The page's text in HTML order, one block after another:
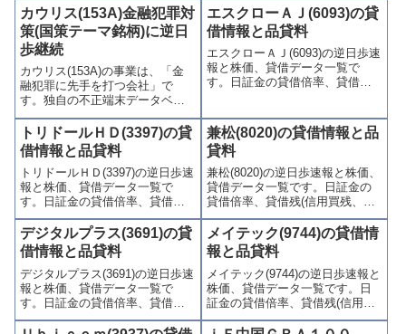
カウリス(153A)金融犯罪対
策(国策テーマ銘柄)に逆日
歩継続
カウリス(153A)の事業は、「金
融犯罪に先手を打つ会社」で
す。独自の不正端末データベー
スを持つ、 SaaS型で高収益のは
ずだったのに・・・2025年後半
からの株価の下げ、2026年は横
ばいです。遂に逆日歩常連銘
柄、注意喚起や申込停止の規
制...
エスクローＡＪ(6093)の貸
借情報と品貸料
エスクローＡＪ(6093)の逆日歩速
報と株価、貸借データ一覧で
す。日証金の貸借倍率、貸借残
(注意喚起・申込停止)など、空売
り関連情報を集計し、図解でわ
かりやすくまとめて掲載してい
ます。
トリドールＨＤ(3397)の貸
借情報と品貸料
トリドールＨＤ(3397)の逆日歩速
報と株価、貸借データ一覧で
す。日証金の貸借倍率、貸借残
(信用買残、信用売残)、品貸料
(逆日歩)、東証の週末残高、規制
(注意喚起・申込停止)など、空売
り関連情報を集計し、図解でわ
かりやすくまとめて掲載してい
ます。
兼松(8020)の貸借情報と品
貸料
兼松(8020)の逆日歩速報と株価、
貸借データ一覧です。日証金の
貸借倍率、貸借残(信用買残、信
用売残)、品貸料(逆日歩)、東証
の週末残高、規制(注意喚起・申
込停止)など、空売り関連情報を
集計し、図解でわかりやすくま
とめて掲載しています。
デジタルプラス(3691)の貸
借情報と品貸料
デジタルプラス(3691)の逆日歩速
報と株価、貸借データ一覧で
す。日証金の貸借倍率、貸借残
(信用買残、信用売残)、品貸料
メイテック(9744)の貸借情
報と品貸料
メイテック(9744)の逆日歩速報と
株価、貸借データ一覧です。日
証金の貸借倍率、貸借残(信用買
残、信用売残)、品貸料(逆日